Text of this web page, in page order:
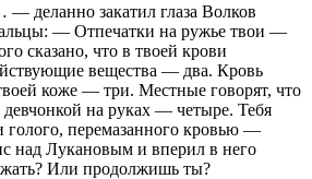
деланно закатил глаза Волков
— Отпечатки на ружье твои —
сказано, что в твоей крови
вещества — два. Кровь
коже — три. Местные говорят, что
девчонкой на руках — четыре. Тебя
голого, перемазанного кровью —
над Лукановым и вперил в него
Или продолжишь ты?